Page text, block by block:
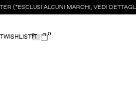
(*ESCLUSI ALCUNI MARCHI, VEDI
WISHLIST0 0